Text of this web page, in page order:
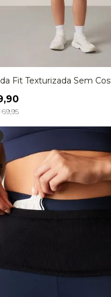
P M
Fit Texturizada Sem
,90
69,95